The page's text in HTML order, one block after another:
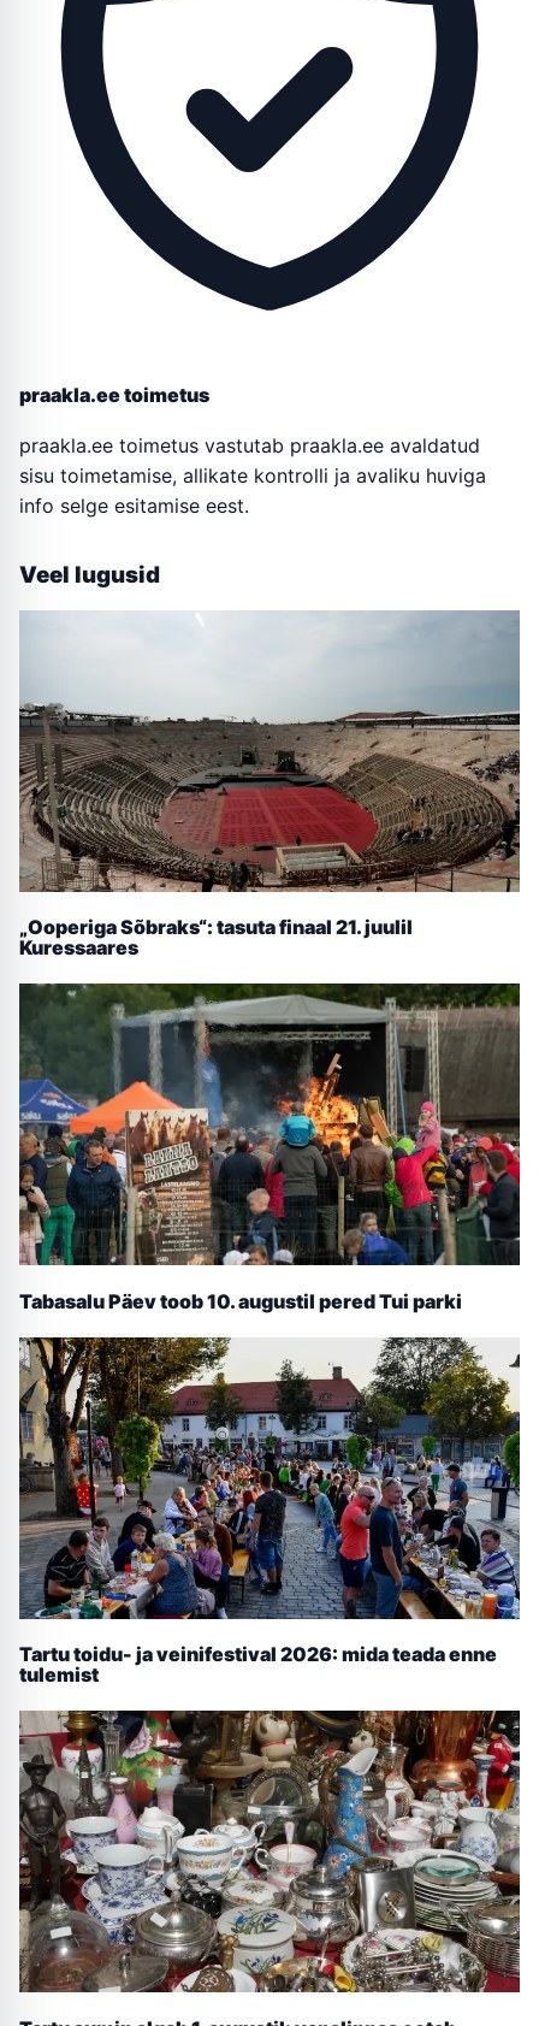
praakla.ee toimetus
praakla.ee toimetus vastutab praakla.ee avaldatud
sisu toimetamise, allikate kontrolli ja avaliku huviga
info selge esitamise eest.
Veel lugusid
„Ooperiga Sõbraks“: tasuta finaal 21. juulil
Kuressaares
Tabasalu Päev toob 10. augustil pered Tui parki
Tartu toidu- ja veinifestival 2026: mida teada enne
tulemist